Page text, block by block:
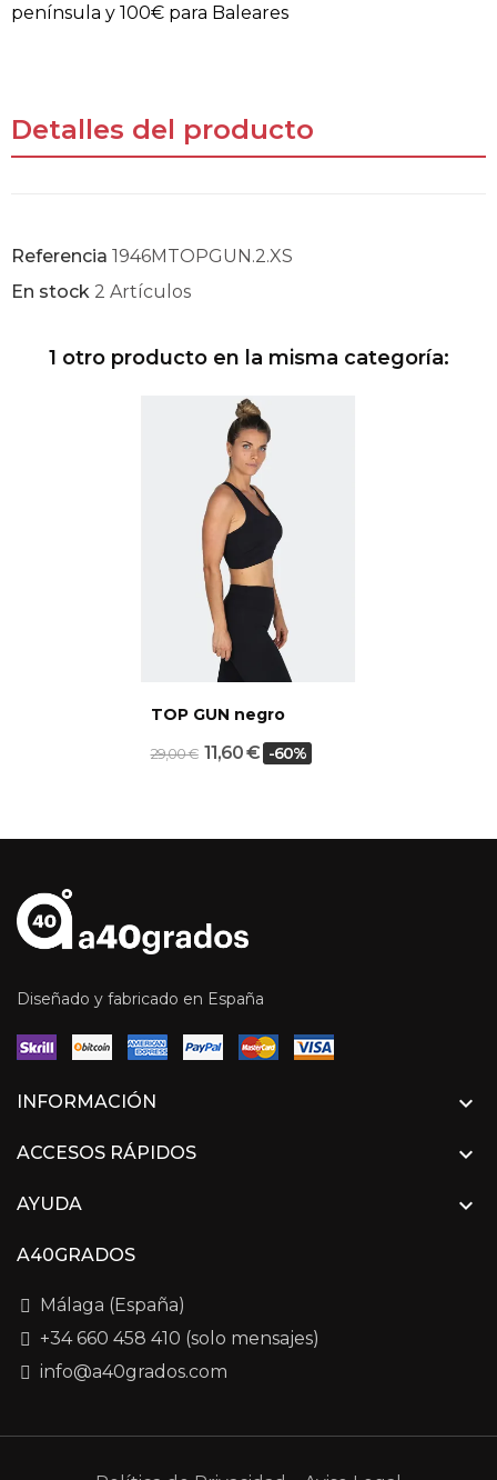
península y 100€ para Baleares
Detalles del producto
Referencia 1946MTOPGUN.2.XS
En stock 2 Artículos
1 otro producto en la misma categoría:
TOP GUN negro
29,00 € 11,60 € -60%
Diseñado y fabricado en España
INFORMACIÓN 
ACCESOS RÁPIDOS 
AYUDA 
A40GRADOS
Málaga (España)
+34 660 458 410 (solo mensajes)
info@a40grados.com